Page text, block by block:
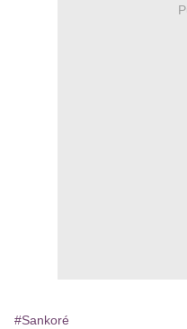
#Sankoré